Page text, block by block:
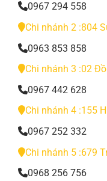
0967 294 558
Chi nhánh 2 :804
0963 853 858
Chi nhánh 3 :02
0967 442 628
Chi nhánh 4 :155
0967 252 332
Chi nhánh 5 :679
0968 256 756